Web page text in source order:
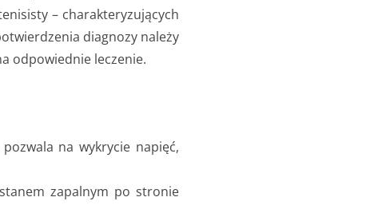
– charakteryzujących
diagnozy należy
odpowiednie leczenie.
na wykrycie napięć,
zapalnym po stronie